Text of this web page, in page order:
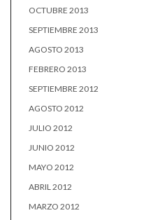
OCTUBRE 2013
SEPTIEMBRE 2013
AGOSTO 2013
FEBRERO 2013
SEPTIEMBRE 2012
AGOSTO 2012
JULIO 2012
JUNIO 2012
MAYO 2012
ABRIL 2012
MARZO 2012